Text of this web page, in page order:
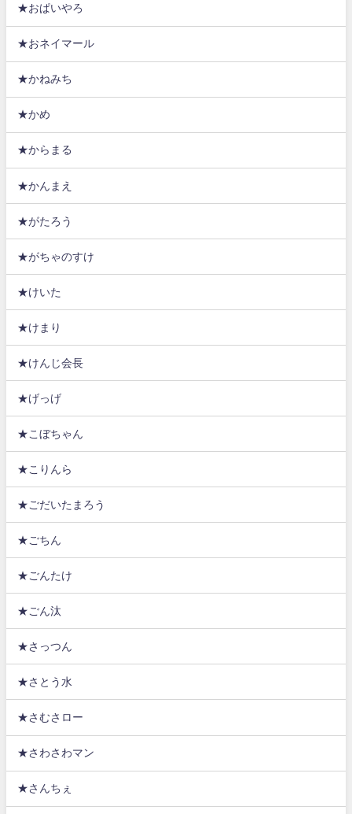
★おぱいやろ
★おネイマール
★かねみち
★かめ
★からまる
★かんまえ
★がたろう
★がちゃのすけ
★けいた
★けまり
★けんじ会長
★げっげ
★こぼちゃん
★こりんら
★ごだいたまろう
★ごちん
★ごんたけ
★ごん汰
★さっつん
★さとう水
★さむさロー
★さわさわマン
★さんちぇ